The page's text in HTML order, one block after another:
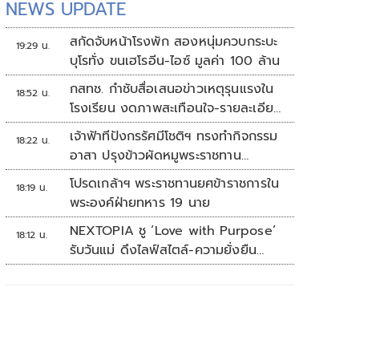
NEWS UPDATE
19:29 น.
สกัดจับหน้าโรงพัก สองหนุ่มควบกระบะ
บุโรทั่ง ขนเฮโรอีน-ไอซ์ มูลค่า 100 ล้าน
18:52 น.
กสทช. กำชับสื่อเสนอข่าวเหตุรุนแรงใน
โรงเรียน งดภาพสะเทือนใจ-รายละเอียด
เสี่ยงเลียนแบบ
18:22 น.
เจ้าฟ้าทีปังกรรัศมีโชติฯ ทรงทำกิจกรรม
อาสา ปรุงข้าวผัดหมูพระราชทาน
ประชาชน
18:19 น.
โปรดเกล้าฯ พระราชทานยศข้าราชการใน
พระองค์ฝ่ายทหาร 19 นาย
18:12 น.
NEXTOPIA ชู ‘Love with Purpose’
รับวันแม่ ดึงไลฟ์สไตล์-ความยั่งยืน
สร้างประสบการณ์ช้อปปิงมีความหมาย